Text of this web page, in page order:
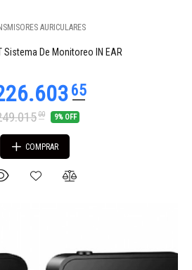
AURICULARES
Sistema De Monitoreo IN EAR
00 9% OFF
COMPRAR